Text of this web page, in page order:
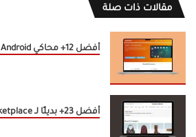
مقالات ذات صلة
أفضل 12+ محاكي Android لـ Windows (2026)
أفضل 23+ بديلًا لـ Facebook Marketplace لعام 2026